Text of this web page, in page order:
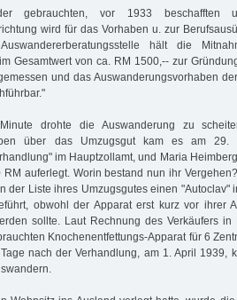
gebrauchten, vor 1933 beschafften
wird für das Vorhaben u. zur
hält die
Gesamtwert von ca. RM 1500,-- zur
und das Auswanderungsvorhaben
drohte die Auswanderung zu
über das Umzugsgut kam es am
im Hauptzollamt, und Maria
auferlegt. Worin bestand nun ihr
der Liste ihres Umzugsgutes einen "Autoclav"
obwohl der Apparat erst kurz vor ihrer
sollte. Laut Rechnung des Verkäufers
Knochenentfettungs-Apparat für 6
nach der Verhandlung, am 1. April 1939,